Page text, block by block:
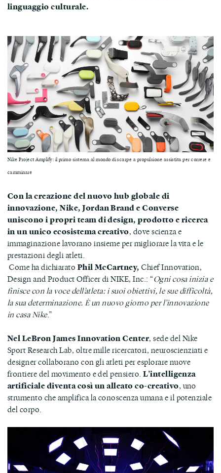
linguaggio culturale.
Nike Project Amplify: il primo sistema al mondo di scarpe a propulsione assistita per correre e
camminare
Con la creazione del nuovo hub globale di
innovazione, Nike, Jordan Brand e Converse
uniscono i propri team di design, prodotto e ricerca
in un unico ecosistema creativo, dove scienza e
immaginazione lavorano insieme per migliorare la vita e le
prestazioni degli atleti.
Come ha dichiarato Phil McCartney, Chief Innovation,
Design and Product Officer di NIKE, Inc.: “Ogni cosa inizia e
finisce con la voce dell’atleta: i suoi obiettivi, le sue difficoltà,
la sua determinazione. È un nuovo giorno per l’innovazione
in casa Nike.”
Nel LeBron James Innovation Center, sede del Nike
Sport Research Lab, oltre mille ricercatori, neuroscienziati e
designer collaborano con gli atleti per esplorare nuove
frontiere del movimento e del pensiero.L’intelligenza
artificiale diventa così un alleato co-creativo, uno
strumento che amplifica la conoscenza umana e il potenziale
del corpo.